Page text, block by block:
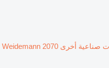
معدات صناعية أخرى Weidemann 2070